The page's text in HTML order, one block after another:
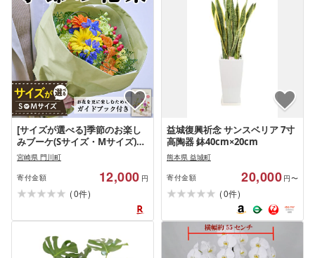
[サイズが選べる]季節のお楽し
みブーケ(Sサイズ・Mサイズ)生
花 花 花束 フラワー 植物 贈り物
インテリア[FM-1・FM-26][フラ
ワーショップまつだ]
宮崎県 門川町
寄付金額 12,000 円
(0件)
益城復興祈念 サンスベリア 7寸
高陶器 鉢40cm×20cm
熊本県 益城町
寄付金額 20,000 円〜
(0件)